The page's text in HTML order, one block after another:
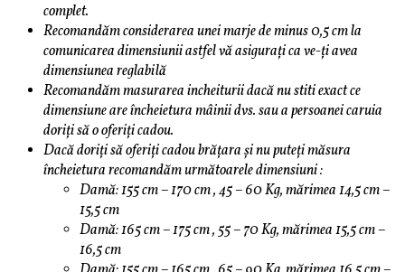
complet.
Recomandăm considerarea unei marje de minus 0,5 cm la
comunicarea dimensiunii astfel vă asigurați ca ve-ți avea
dimensiunea reglabilă
Recomandăm masurarea incheiturii dacă nu stiti exact ce
dimensiune are încheietura mâinii dvs. sau a persoanei caruia
doriți să o oferiți cadou.
Dacă doriți să oferiți cadou brățara și nu puteți măsura
încheietura recomandăm următoarele dimensiuni :
Damă: 155 cm – 170 cm , 45 – 60 Kg, mărimea 14,5 cm –
15,5 cm
Damă: 165 cm – 175 cm , 55 – 70 Kg, mărimea 15,5 cm –
16,5 cm